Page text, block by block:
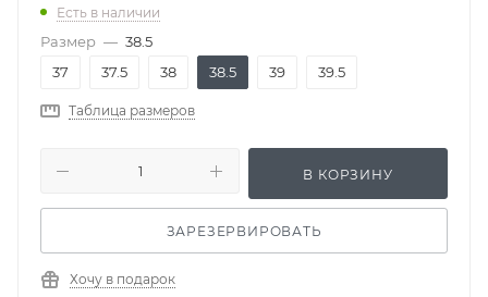
Есть в наличии
Размер — 38.5
37
37.5 38 38.5 39 39.5
Таблица размеров
В КОРЗИНУ
ЗАРЕЗЕРВИРОВАТЬ
Хочу в подарок